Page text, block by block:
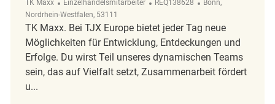
TK Maxx Einzelhandelsmitarbeiter REQ138628
Bonn,
Nordrhein-Westfalen, 53111
TK Maxx. Bei TJX Europe bietet jeder Tag neue
Möglichkeiten für Entwicklung, Entdeckungen und
Erfolge. Du wirst Teil unseres dynamischen Teams
sein, das auf Vielfalt setzt, Zusammenarbeit fördert
u...